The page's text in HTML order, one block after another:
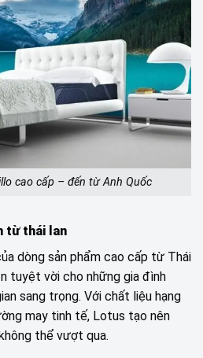
cao cấp – đến từ Anh Quốc
từ thái lan
dòng sản phẩm cao cấp từ Thái
tuyệt vời cho những gia đình
sang trọng. Với chất liệu hạng
may tinh tế, Lotus tạo nên
thể vượt qua.